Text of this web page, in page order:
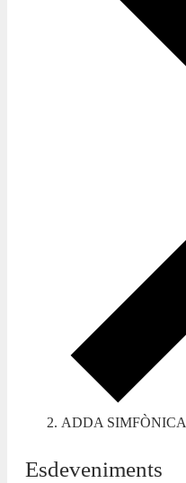
ADDA SIMFÒNICA
Esdeveniments